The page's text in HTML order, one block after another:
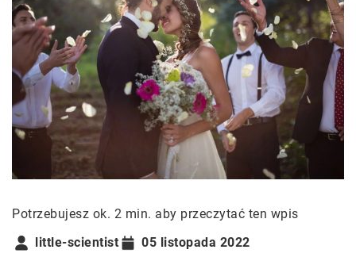
Potrzebujesz ok. 2 min. aby przeczytać ten wpis
little-scientist
05 listopada 2022